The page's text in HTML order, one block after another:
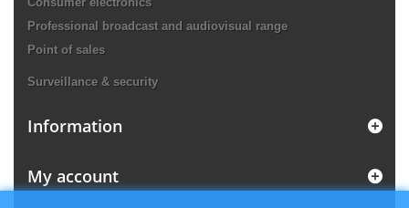
Professional broadcast and audiovisual range
Point of sales
Surveillance & security
Information
My account